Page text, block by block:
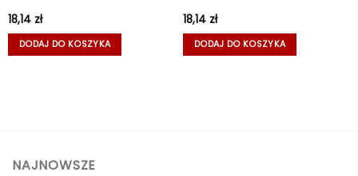
18,14 zł
DODAJ DO KOSZYKA
18,14 zł
DODAJ DO KOSZYKA
NAJNOWSZE